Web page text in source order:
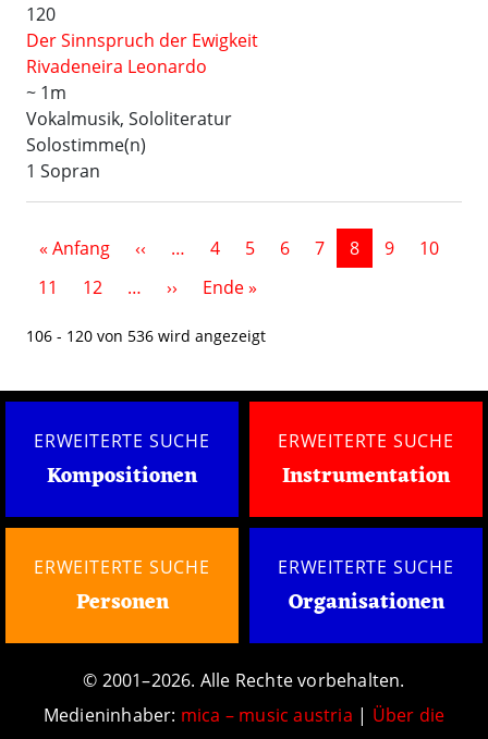
120
Der Sinnspruch der Ewigkeit
Rivadeneira Leonardo
~ 1m
Vokalmusik, Sololiteratur
Solostimme(n)
1 Sopran
Seitennummerierung
« AnfangErste Seite
‹‹ Vorherige Seite
… 4 5 6 7 8 9
10
11
12 … ›› Nächste Seite
Ende »
106 - 120 von 536 wird angezeigt
ERWEITERTE SUCHE
Kompositionen
ERWEITERTE SUCHE
Instrumentation
ERWEITERTE SUCHE
Personen
ERWEITERTE SUCHE
Organisationen
© 2001–2026. Alle Rechte vorbehalten.
Medieninhaber: mica – music austria | Über die